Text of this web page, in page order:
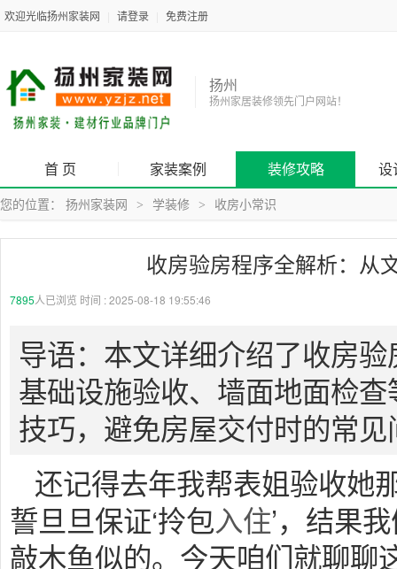
欢迎光临扬州家装网 请登录 免费注册
扬州
扬州家居装修领先门户网站！
首 页 家装案例 装修攻略 设
您的位置： 扬州家装网 > 学装修 > 收房小常识
收房验房程序全解析：从
7895人已浏览 时间 :2025-08-18 19:55:46
导语：本文详细介绍了收房
基础设施验收、墙面地面检
技巧，避免房屋交付时的常见
还记得去年我帮表姐验收她
誓旦旦保证‘拎包入住’，结果
敲木鱼似的。今天咱们就聊聊